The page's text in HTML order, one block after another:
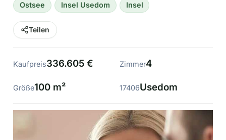
Ostsee Insel Usedom Insel
Teilen
Kaufpreis336.605 € Zimmer4
Größe100 m² 17406Usedom